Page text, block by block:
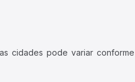
cidades pode variar